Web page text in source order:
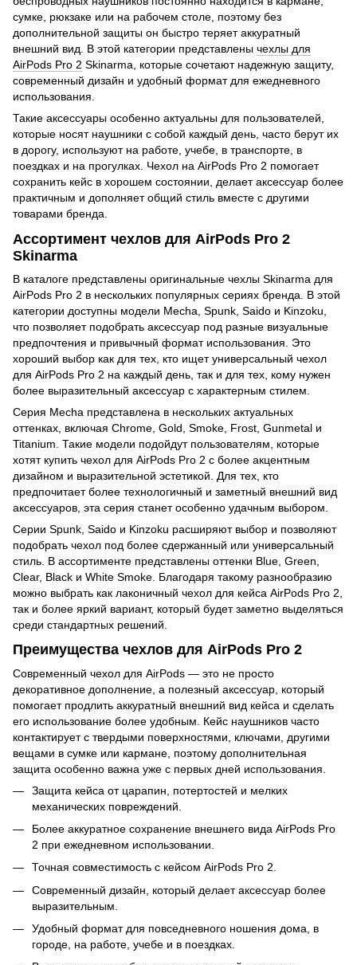
сумке, рюкзаке или на рабочем столе, поэтому без
дополнительной защиты он быстро теряет аккуратный
внешний вид. В этой категории представлены чехлы для
AirPods Pro 2 Skinarma, которые сочетают надежную защиту,
современный дизайн и удобный формат для ежедневного
использования.
Такие аксессуары особенно актуальны для пользователей,
которые носят наушники с собой каждый день, часто берут их
в дорогу, используют на работе, учебе, в транспорте, в
поездках и на прогулках. Чехол на AirPods Pro 2 помогает
сохранить кейс в хорошем состоянии, делает аксессуар более
практичным и дополняет общий стиль вместе с другими
товарами бренда.
Ассортимент чехлов для AirPods Pro 2
Skinarma
В каталоге представлены оригинальные чехлы Skinarma для
AirPods Pro 2 в нескольких популярных сериях бренда. В этой
категории доступны модели Mecha, Spunk, Saido и Kinzoku,
что позволяет подобрать аксессуар под разные визуальные
предпочтения и привычный формат использования. Это
хороший выбор как для тех, кто ищет универсальный чехол
для AirPods Pro 2 на каждый день, так и для тех, кому нужен
более выразительный аксессуар с характерным стилем.
Серия Mecha представлена в нескольких актуальных
оттенках, включая Chrome, Gold, Smoke, Frost, Gunmetal и
Titanium. Такие модели подойдут пользователям, которые
хотят купить чехол для AirPods Pro 2 с более акцентным
дизайном и выразительной эстетикой. Для тех, кто
предпочитает более технологичный и заметный внешний вид
аксессуаров, эта серия станет особенно удачным выбором.
Серии Spunk, Saido и Kinzoku расширяют выбор и позволяют
подобрать чехол под более сдержанный или универсальный
стиль. В ассортименте представлены оттенки Blue, Green,
Clear, Black и White Smoke. Благодаря такому разнообразию
можно выбрать как лаконичный чехол для кейса AirPods Pro 2,
так и более яркий вариант, который будет заметно выделяться
среди стандартных решений.
Преимущества чехлов для AirPods Pro 2
Современный чехол для AirPods — это не просто
декоративное дополнение, а полезный аксессуар, который
помогает продлить аккуратный внешний вид кейса и сделать
его использование более удобным. Кейс наушников часто
контактирует с твердыми поверхностями, ключами, другими
вещами в сумке или кармане, поэтому дополнительная
защита особенно важна уже с первых дней использования.
Защита кейса от царапин, потертостей и мелких
механических повреждений.
Более аккуратное сохранение внешнего вида AirPods Pro
2 при ежедневном использовании.
Точная совместимость с кейсом AirPods Pro 2.
Современный дизайн, который делает аксессуар более
выразительным.
Удобный формат для повседневного ношения дома, в
городе, на работе, учебе и в поездках.